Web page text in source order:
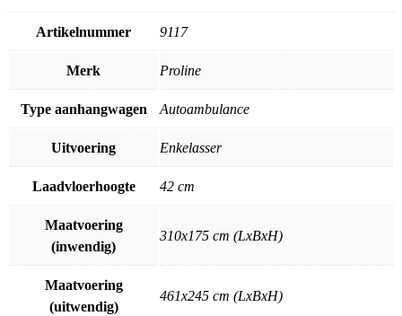
Artikelnummer 9117
Merk Proline
Type aanhangwagen Autoambulance
Uitvoering Enkelasser
Laadvloerhoogte 42 cm
Maatvoering
(inwendig)
310x175 cm (LxBxH)
Maatvoering
(uitwendig)
461x245 cm (LxBxH)